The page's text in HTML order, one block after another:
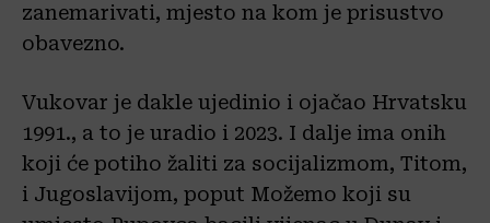
zanemarivati, mjesto na kom je prisustvo
obavezno.
Vukovar je dakle ujedinio i ojačao Hrvatsku
1991., a to je uradio i 2023. I dalje ima onih
koji će potiho žaliti za socijalizmom, Titom,
i Jugoslavijom, poput Možemo koji su